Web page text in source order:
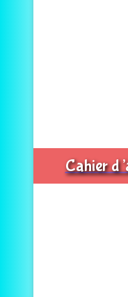
Cahier